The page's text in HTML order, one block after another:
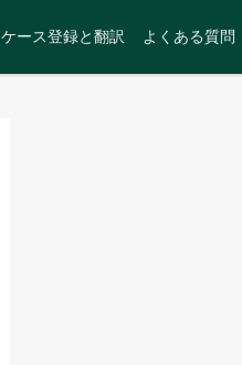
ケース登録と翻訳 よくある質問